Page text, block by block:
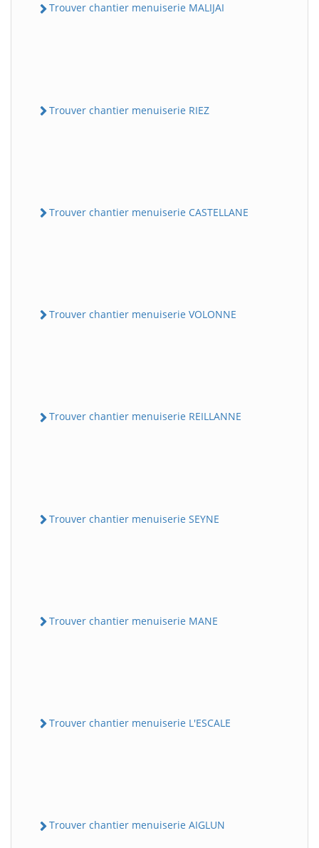
Trouver chantier menuiserie MALIJAI
Trouver chantier menuiserie RIEZ
Trouver chantier menuiserie CASTELLANE
Trouver chantier menuiserie VOLONNE
Trouver chantier menuiserie REILLANNE
Trouver chantier menuiserie SEYNE
Trouver chantier menuiserie MANE
Trouver chantier menuiserie L'ESCALE
Trouver chantier menuiserie AIGLUN